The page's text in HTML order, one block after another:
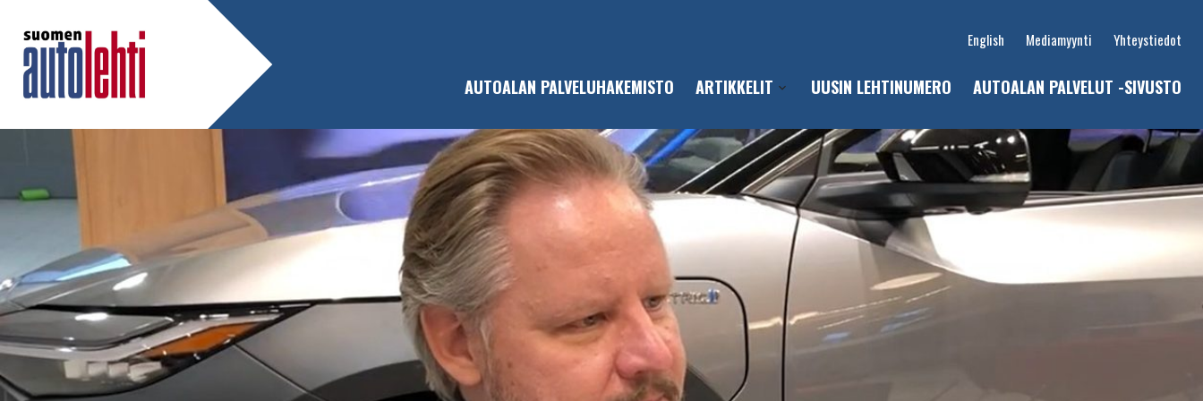
English Mediamyynti Yhteystiedot
AUTOALAN PALVELUHAKEMISTO ARTIKKELIT
sub-
menu
UUSIN LEHTINUMERO AUTOALAN PALVELUT -SIVUSTO